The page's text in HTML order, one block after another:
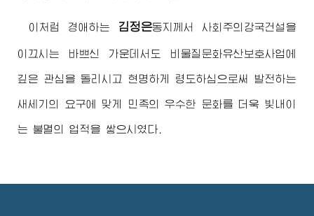
이처럼 경애하는 김정은동지께서 사회주의강국건설을
이끄시는 바쁘신 가운데서도 비물질문화유산보호사업에
깊은 관심을 돌리시고 현명하게 령도하심으로써 발전하는
새세기의 요구에 맞게 민족의 우수한 문화를 더욱 빛내이
는 불멸의 업적을 쌓으시였다.